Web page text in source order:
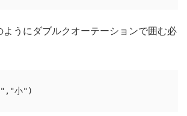
ようにダブルクオーテーションで囲む必
","小")